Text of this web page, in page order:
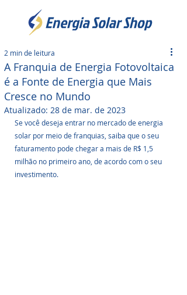
A Franquia de Energia Fotovoltaica
é a Fonte de Energia que Mais
Cresce no Mundo
2 min de leitura
Atualizado: 28 de mar. de 2023
Se você deseja entrar no mercado de energia
solar por meio de franquias, saiba que o seu
faturamento pode chegar a mais de R$ 1,5
milhão no primeiro ano, de acordo com o seu
investimento.